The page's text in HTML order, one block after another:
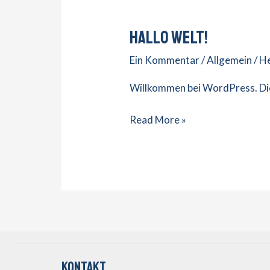
Hallo Welt!
Ein Kommentar/Allgemein/
Willkommen bei WordPress.
Hallo
Read More »